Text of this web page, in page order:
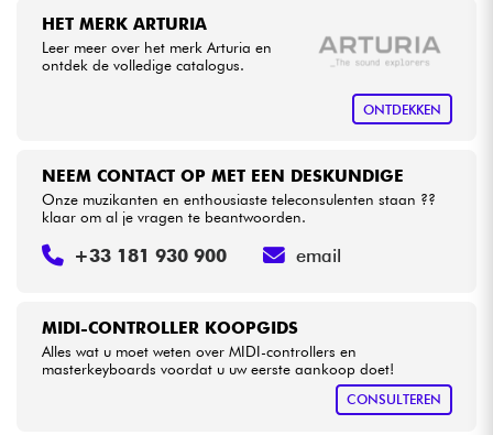
HET MERK ARTURIA
Leer meer over het merk Arturia en
ontdek de volledige catalogus.
ONTDEKKEN
MIDI-CONTROLLER KOOPGIDS
Alles wat u moet weten over MIDI-controllers en
masterkeyboards voordat u uw eerste aankoop doet!
CONSULTEREN
NEEM CONTACT OP MET EEN DESKUNDIGE
Onze muzikanten en enthousiaste teleconsulenten staan ??
klaar om al je vragen te beantwoorden.
+33 181 930 900 email